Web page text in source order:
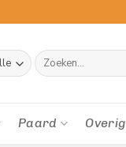
Zoeken
naar:
Paard Overig